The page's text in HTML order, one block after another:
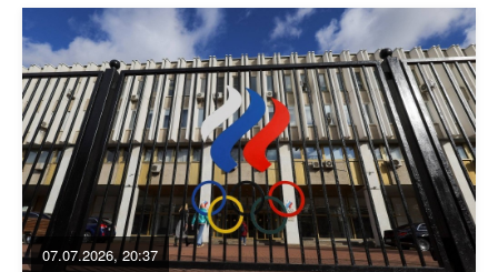
07.07.2026, 20:37